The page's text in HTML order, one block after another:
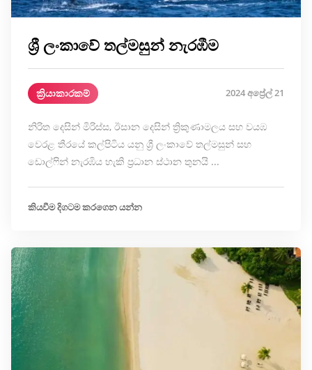
ශ්‍රී ලංකාවේ තල්මසුන් නැරඹීම
ක්‍රියාකාරකම් 2024 අප්‍රේල් 21
නිරිත දෙසින් මිරිස්ස, ඊසාන දෙසින් ත්‍රිකුණාමලය සහ වයඹ
වෙරළ තීරයේ කල්පිටිය යනු ශ්‍රී ලංකාවේ තල්මසුන් සහ
ඩොල්ෆින් නැරඹිය හැකි ප්‍රධාන ස්ථාන තුනයි ...
කියවීම දිගටම කරගෙන යන්න